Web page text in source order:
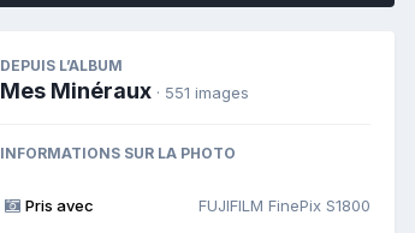
DEPUIS L’ALBUM
Mes Minéraux · 551 images
INFORMATIONS SUR LA PHOTO
Pris avec FUJIFILM FinePix S1800